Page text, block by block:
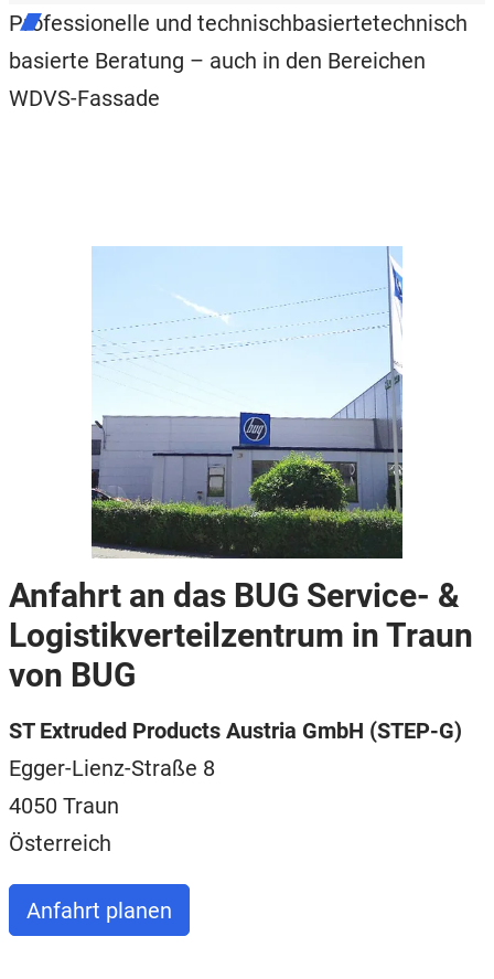
Professionelle und technischbasiertetechnisch
basierte Beratung – auch in den Bereichen
WDVS-Fassade
Anfahrt an das BUG Service- &
Logistikverteilzentrum in Traun
von BUG
ST Extruded Products Austria GmbH (STEP-G)
Egger-Lienz-Straße 8
4050 Traun
Österreich
Anfahrt planen